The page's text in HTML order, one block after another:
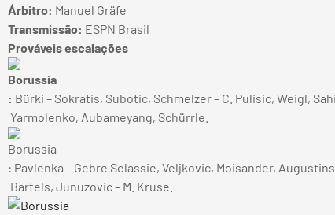
Árbitro: Manuel Gräfe
Transmissão: ESPN Brasil
Prováveis escalações
: Bürki – Sokratis, Subotic, Schmelzer – C. Pulisic, Weigl,
Yarmolenko, Aubameyang, Schürrle.
: Pavlenka – Gebre Selassie, Veljkovic, Moisander,
Bartels, Junuzovic – M. Kruse.